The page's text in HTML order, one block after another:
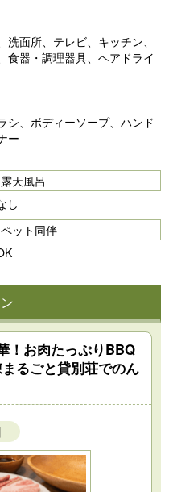
面所、テレビ、キッチン、
食器・調理器具、ヘアドライ
シ、ボディーソープ、ハンド
ー
露天風呂
し
ペット同伴
！お肉たっぷりBBQ
るごと貸別荘でのん